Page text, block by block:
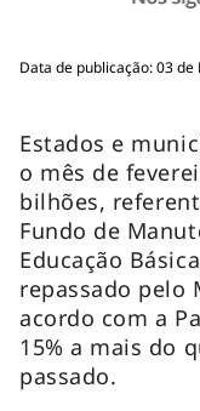
Data de publicação: 03
Estados e
o mês de
bilhões,
Fundo de
Educação
repassado pelo
acordo com a
15% a mais do
passado.